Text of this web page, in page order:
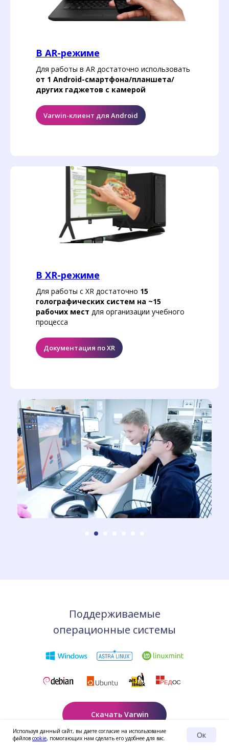
Используя данный сайт, вы даете согласие на использование
файлов cookie, помогающих нам сделать его удобнее для вас. Ок
В AR-режиме
Для работы в AR достаточно использовать
от 1 Android-смартфона/планшета/
других гаджетов с камерой
Varwin-клиент для Android
В XR-режиме
Для работы с XR достаточно 15
голографических систем на ~15
рабочих мест для организации учебного
процесса
Документация по XR
Поддерживаемые
операционные системы
Скачать Varwin